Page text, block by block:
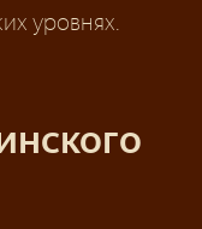
уровнях.